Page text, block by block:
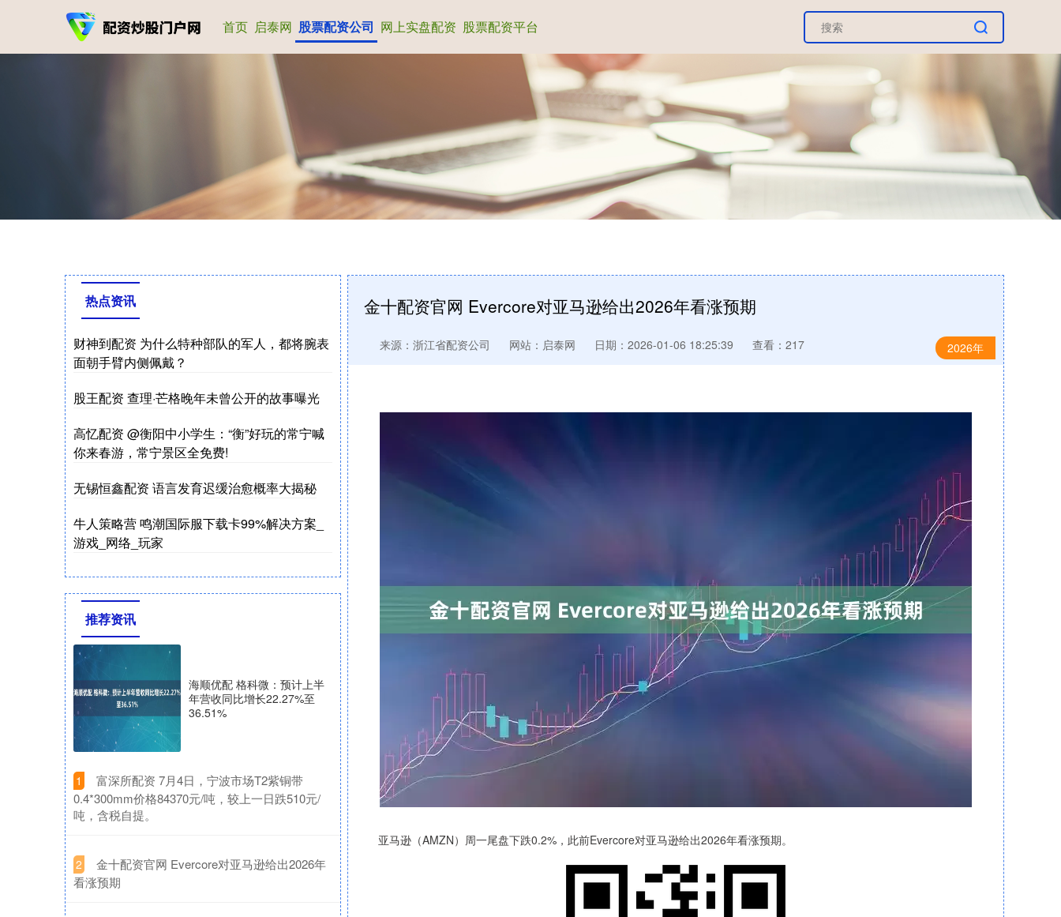
首页 启泰网 股票配资公司 网上实盘配资 股票配资平台
金十配资官网 Evercore对亚马逊给出2026年看涨预期
2026年
来源：浙江省配资公司 网站：启泰网 日期：2026-01-06 18:25:39 查看：217
亚马逊（AMZN）周一尾盘下跌0.2%，此前Evercore对亚马逊给出2026年看涨预期。
热点资讯
财神到配资 为什么特种部队的军人，都将腕表
面朝手臂内侧佩戴？
股王配资 查理·芒格晚年未曾公开的故事曝光
高忆配资 @衡阳中小学生：“衡”好玩的常宁喊
你来春游，常宁景区全免费!
无锡恒鑫配资 语言发育迟缓治愈概率大揭秘
牛人策略营 鸣潮国际服下载卡99%解决方案_
游戏_网络_玩家
推荐资讯
海顺优配 格科微：预计上半
年营收同比增长22.27%至
36.51%
1
​富深所配资 7月4日，宁波市场T2紫铜带
0.4*300mm价格84370元/吨，较上一日跌510元/
吨，含税自提。
2
​金十配资官网 Evercore对亚马逊给出2026年
看涨预期